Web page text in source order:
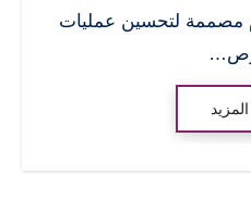
مصممة لتحسين عمليات